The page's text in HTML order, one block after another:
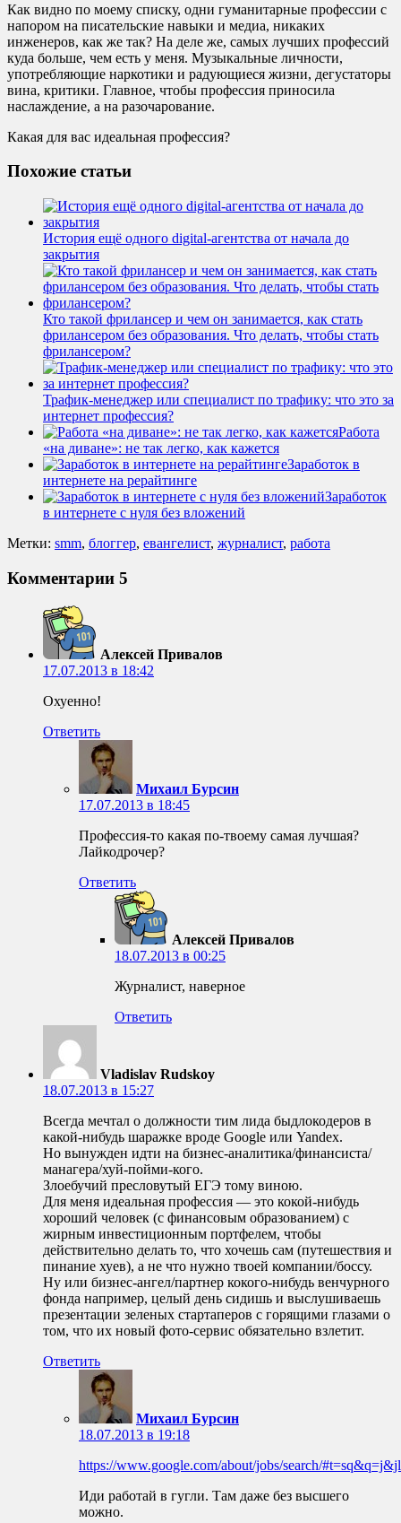
Как видно по моему списку, одни гуманитарные профессии с
напором на писательские навыки и медиа, никаких
инженеров, как же так? На деле же, самых лучших профессий
куда больше, чем есть у меня. Музыкальные личности,
употребляющие наркотики и радующиеся жизни, дегустаторы
вина, критики. Главное, чтобы профессия приносила
наслаждение, а на разочарование.
Какая для вас идеальная профессия?
Похожие статьи
История ещё одного digital-агентства от начала до
закрытия
Кто такой фрилансер и чем он занимается, как стать
фрилансером без образования. Что делать, чтобы стать
фрилансером?
Трафик-менеджер или специалист по трафику: что это за
интернет профессия?
Работа
«на диване»: не так легко, как кажется
Заработок в
интернете на рерайтинге
Заработок
в интернете с нуля без вложений
Метки: smm, блоггер, евангелист, журналист, работа
Комментарии 5
Алексей Привалов
17.07.2013 в 18:42
Охуенно!
Ответить
Михаил Бурсин
17.07.2013 в 18:45
Профессия-то какая по-твоему самая лучшая?
Лайкодрочер?
Ответить
Алексей Привалов
18.07.2013 в 00:25
Журналист, наверное
Ответить
Vladislav Rudskoy
18.07.2013 в 15:27
Всегда мечтал о должности тим лида быдлокодеров в
какой-нибудь шаражке вроде Google или Yandex.
Но вынужден идти на бизнес-аналитика/финансиста/
манагера/хуй-пойми-кого.
Злоебучий пресловутый ЕГЭ тому виною.
Для меня идеальная профессия — это кокой-нибудь
хороший человек (с финансовым образованием) с
жирным инвестиционным портфелем, чтобы
действительно делать то, что хочешь сам (путешествия и
пинание хуев), а не что нужно твоей компании/боссу.
Ну или бизнес-ангел/партнер кокого-нибудь венчурного
фонда например, целый день сидишь и выслушиваешь
презентации зеленых стартаперов с горящими глазами о
том, что их новый фото-сервис обязательно взлетит.
Ответить
Михаил Бурсин
18.07.2013 в 19:18
https://www.google.com/about/jobs/search/
Иди работай в гугли. Там даже без высшего
можно.